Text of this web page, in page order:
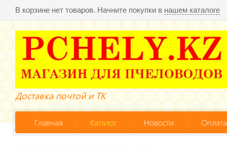
В корзине нет товаров. Начните покупки в нашем каталоге
Доставка почтой и ТК
Главная Каталог Новости